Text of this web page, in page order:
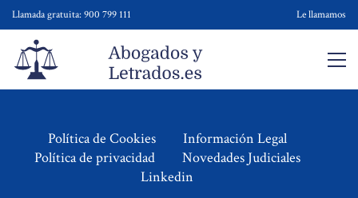
Llamada gratuita: 900 799 111 Le llamamos
Política de Cookies
Información Legal
Política de privacidad
Novedades Judiciales
Linkedin